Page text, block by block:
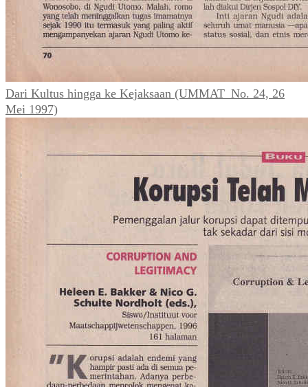
Dari Kultus hingga ke Kejaksaan (UMMAT_No. 24, 26
Mei 1997)